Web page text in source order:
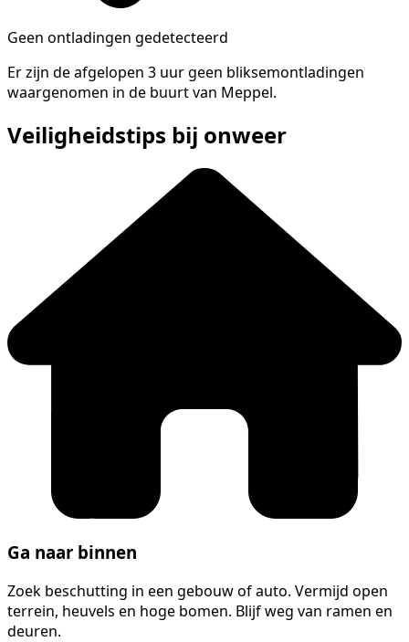
Geen ontladingen gedetecteerd
Er zijn de afgelopen 3 uur geen bliksemontladingen
waargenomen in de buurt van Meppel.
Veiligheidstips bij onweer
Ga naar binnen
Zoek beschutting in een gebouw of auto. Vermijd open
terrein, heuvels en hoge bomen. Blijf weg van ramen en
deuren.